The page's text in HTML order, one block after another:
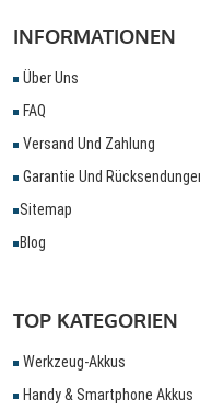
INFORMATIONEN
Über Uns
FAQ
Versand Und Zahlung
Garantie Und
Sitemap
Blog
TOP KATEGORIEN
Werkzeug-Akkus
Handy & Smartphone Akkus